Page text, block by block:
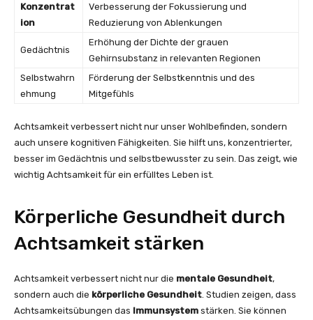
Konzentrat
ion
Verbesserung der Fokussierung und
Reduzierung von Ablenkungen
Gedächtnis
Erhöhung der Dichte der grauen
Gehirnsubstanz in relevanten Regionen
Selbstwahrn
ehmung
Förderung der Selbstkenntnis und des
Mitgefühls
Achtsamkeit verbessert nicht nur unser Wohlbefinden, sondern
auch unsere kognitiven Fähigkeiten. Sie hilft uns, konzentrierter,
besser im Gedächtnis und selbstbewusster zu sein. Das zeigt, wie
wichtig Achtsamkeit für ein erfülltes Leben ist.
Körperliche Gesundheit durch
Achtsamkeit stärken
Achtsamkeit verbessert nicht nur die mentale Gesundheit,
sondern auch die körperliche Gesundheit . Studien zeigen, dass
Achtsamkeitsübungen das Immunsystem stärken. Sie können